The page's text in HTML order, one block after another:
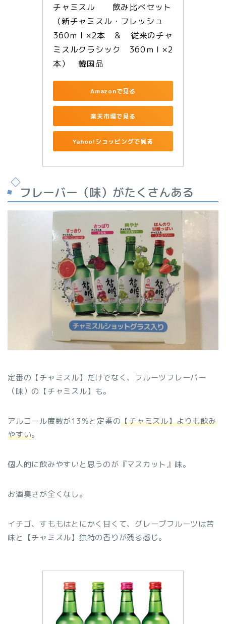
チャミスル　　飲み比べセット
（新チャミスル・フレッシュ
360ｍｌ×2本　＆　従来のチャ
ミスルクラシック　360ｍｌ×2
本）　韓国品
Amazonで見る
楽天市場で見る
Yahoo!ショッピングで見る
フレーバー（味）がたくさんある
定番の【チャミスル】だけでなく、フルーツフレーバー
（味）の【チャミスル】も。
アルコール度数が13％と定番の【チャミスル】よりも飲み
やすい。
個人的に飲みやすいと思うのが『マスカット』味。
お酒臭さが全くなし。
イチゴ、すももはとにかく甘くて、グレープフルーツは苦
味と【チャミスル】独特の香りが残る感じ。